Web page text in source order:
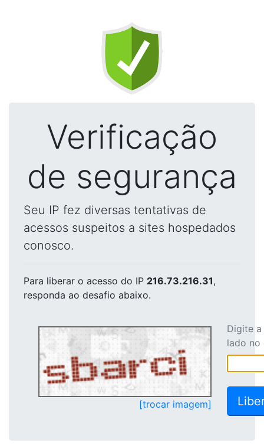
Verificação
de segurança
Seu IP fez diversas tentativas de
acessos suspeitos a sites hospedados
conosco.
Para liberar o acesso do IP 216.73.216.31,
responda ao desafio abaixo.
[trocar imagem]
Digite
lado no